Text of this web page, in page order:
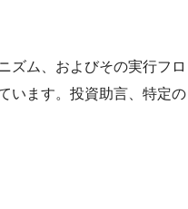
ズム、およびその実行フロ
います。投資助言、特定の